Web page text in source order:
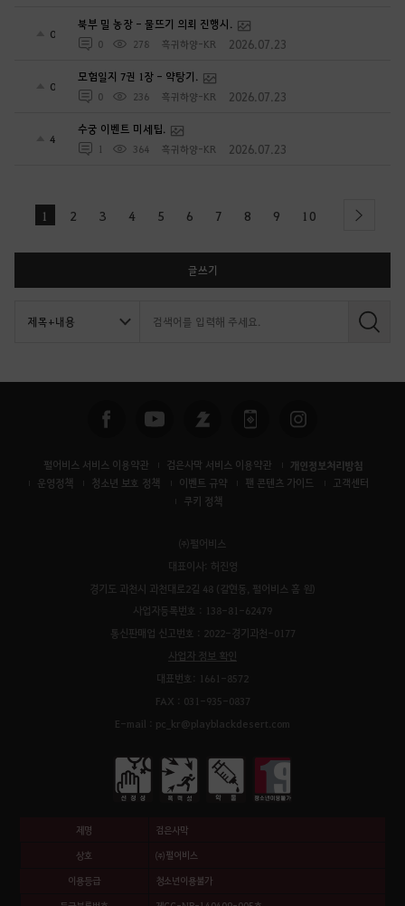
0
북부 밀 농장 - 물뜨기 의뢰 진행시.
0 278 흑귀하양-KR 2026.07.23
0
모험일지 7권 1장 - 약탕기.
0 236 흑귀하양-KR 2026.07.23
4
수궁 이벤트 미세팁.
1 364 흑귀하양-KR 2026.07.23
1 2 3 4 5 6 7 8 9 10 next
글쓰기
검
펄어비스 서비스 이용약관 검은사막 서비스 이용약관 개인정보처리방침
운영정책 청소년 보호 정책 이벤트 규약 팬 콘텐츠 가이드
고객센터
쿠키 정책
㈜펄어비스
대표이사: 허진영
경기도 과천시 과천대로2길 48 (갈현동, 펄어비스 홈 원)
사업자등록번호 : 138-81-62479
통신판매업 신고번호 : 2022-경기과천-0177
사업자 정보 확인
대표번호: 1661-8572
FAX : 031-935-0837
E-mail : pc_kr@playblackdesert.com
제명 검은사막
상호 ㈜펄어비스
이용등급 청소년이용불가